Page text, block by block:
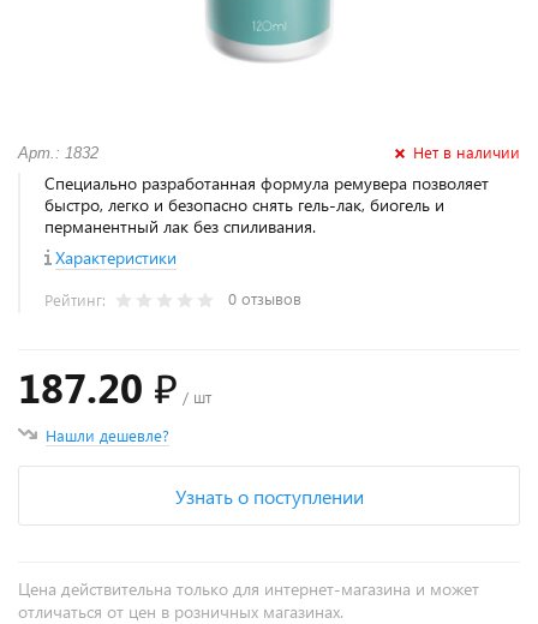
Арт.: 1832 Нет в наличии
Специально разработанная формула ремувера позволяет
быстро, легко и безопасно снять гель-лак, биогель и
перманентный лак без спиливания.
Характеристики
Рейтинг: 0 отзывов
187.20 ₽ / шт
Нашли дешевле?
Узнать о поступлении
Цена действительна только для интернет-магазина и может
отличаться от цен в розничных магазинах.